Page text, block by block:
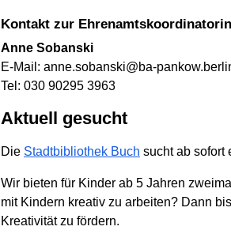
Kontakt zur Ehrenamtskoordinatorin
Anne Sobanski
E-Mail: anne.sobanski@ba-
Tel: 030 90295 3963
Aktuell gesucht
Die Stadtbibliothek Buch sucht ab sofort
Wir bieten für Kinder ab 5 Jahren
mit Kindern kreativ zu arbeiten? Dann
Kreativität zu fördern.